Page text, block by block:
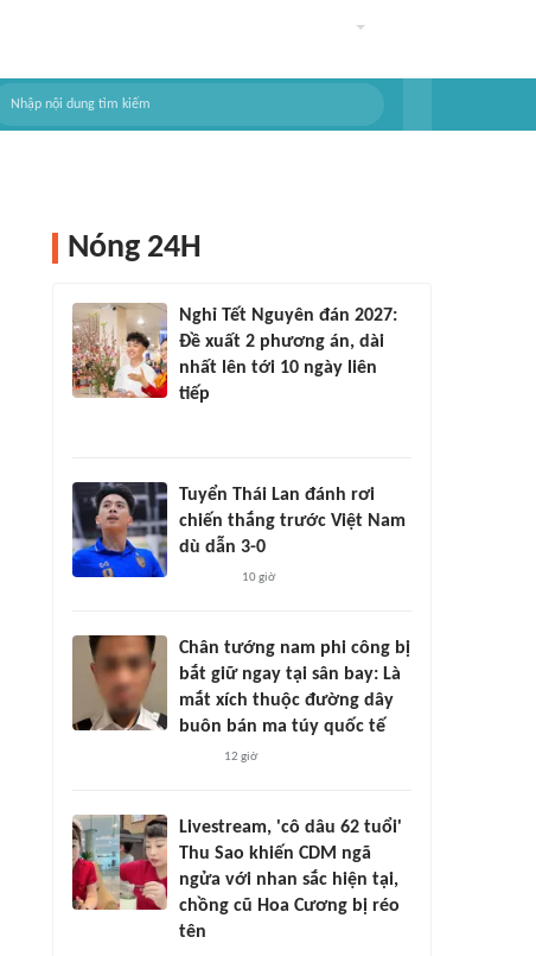
Nóng 24H
Nghỉ Tết Nguyên đán 2027:
Đề xuất 2 phương án, dài
nhất lên tới 10 ngày liên
tiếp
Tuyển Thái Lan đánh rơi
chiến thắng trước Việt Nam
dù dẫn 3-0
10 giờ
Chân tướng nam phi công bị
bắt giữ ngay tại sân bay: Là
mắt xích thuộc đường dây
buôn bán ma túy quốc tế
12 giờ
Livestream, 'cô dâu 62 tuổi'
Thu Sao khiến CDM ngã
ngửa với nhan sắc hiện tại,
chồng cũ Hoa Cương bị réo
tên